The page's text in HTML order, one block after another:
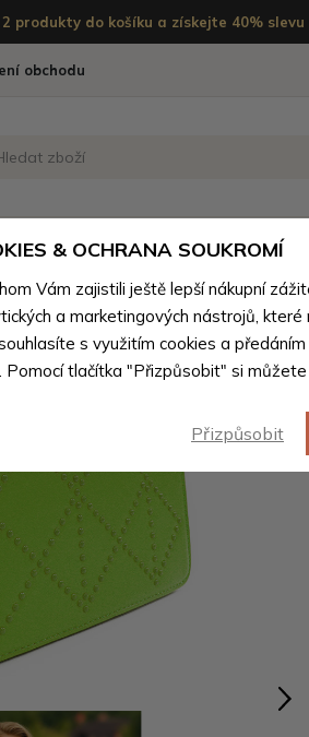
produkty do košíku a získejte 40% slevu
obchodu
nekoženého zboží
& OCHRANA SOUKROMÍ
Vám zajistili ještě lepší nákupní
a marketingových nástrojů,
s využitím cookies a
Pomocí tlačítka "Přizpůsobit" si
Přizpůsobit